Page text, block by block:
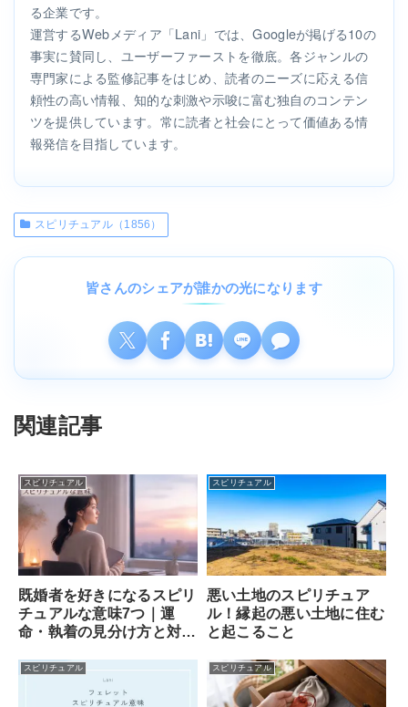
る企業です。
運営するWebメディア「Lani」では、Googleが掲げる10の
事実に賛同し、ユーザーファーストを徹底。各ジャンルの
専門家による監修記事をはじめ、読者のニーズに応える信
頼性の高い情報、知的な刺激や示唆に富む独自のコンテン
ツを提供しています。常に読者と社会にとって価値ある情
報発信を目指しています。
スピリチュアル（1856）
皆さんのシェアが誰かの光になります
関連記事
スピリチュアル
既婚者を好きになるスピリ
チュアルな意味7つ｜運
命・執着の見分け方と対処
スピリチュアル
悪い土地のスピリチュア
ル！縁起の悪い土地に住む
と起こること
スピリチュアル スピリチュアル